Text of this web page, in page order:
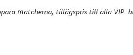
matcherna, tillägspris till alla VIP-